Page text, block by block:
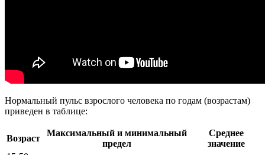
Нормальный пульс взрослого человека по годам (возрастам)
приведен в таблице:
Возраст
Максимальный и минимальный
предел
Среднее
значение